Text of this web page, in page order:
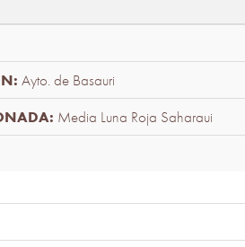
Ayto. de Basauri
Media Luna Roja Saharaui